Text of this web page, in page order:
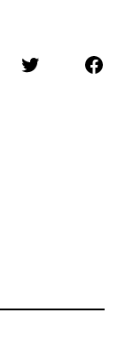
Twitter